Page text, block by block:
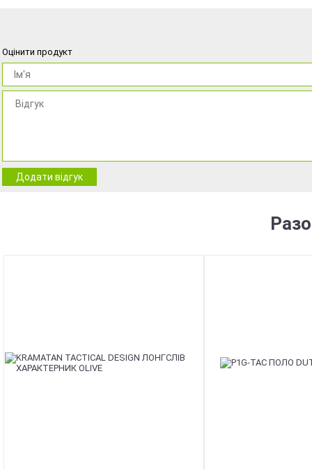
Оцінити продукт
Додати відгук